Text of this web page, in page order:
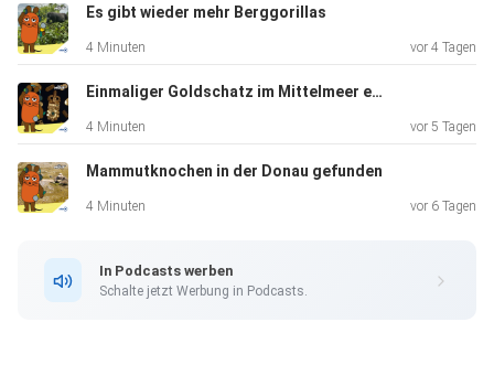
Es gibt wieder mehr Berggorillas
4 Minuten vor 4 Tagen
Einmaliger Goldschatz im Mittelmeer entdeckt
4 Minuten vor 5 Tagen
Mammutknochen in der Donau gefunden
4 Minuten vor 6 Tagen
In Podcasts werben
Schalte jetzt Werbung in Podcasts.